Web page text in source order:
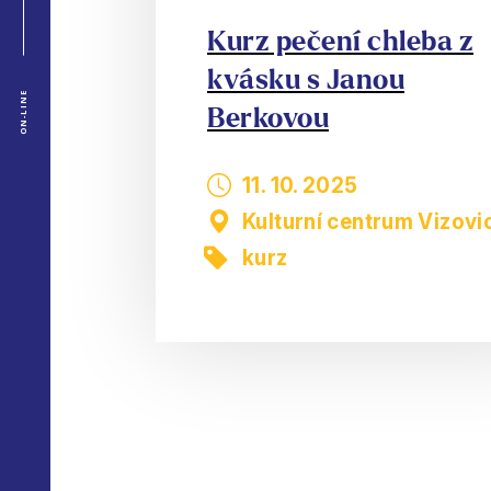
ON-LINE
Kurz pečení chleba z
kvásku s Janou
Berkovou
11. 10. 2025
Kulturní centrum
kurz